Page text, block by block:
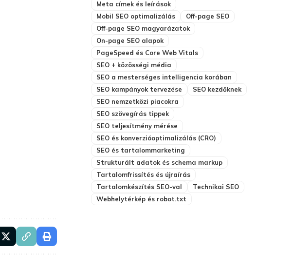
Meta címek és leírások
Mobil SEO optimalizálás
Off-page SEO
Off-page SEO magyarázatok
On-page SEO alapok
PageSpeed és Core Web Vitals
SEO + közösségi média
SEO a mesterséges intelligencia korában
SEO kampányok tervezése
SEO kezdőknek
SEO nemzetközi piacokra
SEO szövegírás tippek
SEO teljesítmény mérése
SEO és konverzióoptimalizálás (CRO)
SEO és tartalommarketing
Strukturált adatok és schema markup
Tartalomfrissítés és újraírás
Tartalomkészítés SEO-val
Technikai SEO
Webhelytérkép és robot.txt